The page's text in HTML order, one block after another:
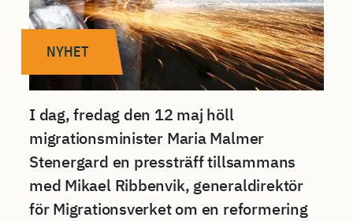
NYHET
I dag, fredag den 12 maj höll
migrationsminister Maria Malmer
Stenergard en pressträff tillsammans
med Mikael Ribbenvik, generaldirektör
för Migrationsverket om en reformering